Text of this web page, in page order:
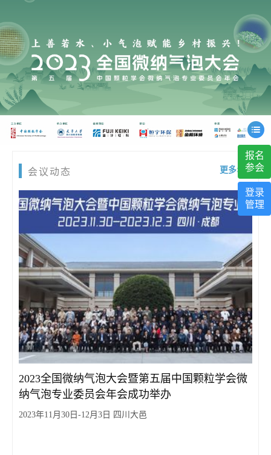
会议动态 更多>>
2023全国微纳气泡大会暨第五届中国颗粒学会微
纳气泡专业委员会年会成功举办
2023年11月30日-12月3日 四川大邑
报名
参会
登录
管理